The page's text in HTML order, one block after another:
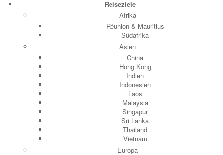
Reiseziele
Afrika
Réunion & Mauritius
Südafrika
Asien
China
Hong Kong
Indien
Indonesien
Laos
Malaysia
Singapur
Sri Lanka
Thailand
Vietnam
Europa